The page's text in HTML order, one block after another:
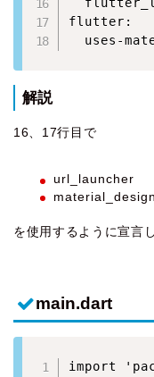
flutter:
uses-
解説
16、17行目で
url_launcher
を使用するように宣言
main.dart
import